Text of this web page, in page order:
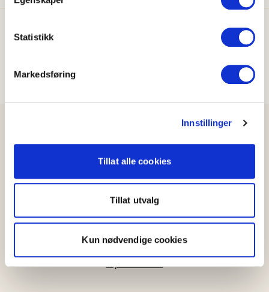
Statistikk
Markedsføring
Innstillinger
Tillat alle cookies
Tillat utvalg
Kun nødvendige cookies
Mer fra OFG
Kontakt oss
Barnehage
Konkurranser
Nyhetsarkiv